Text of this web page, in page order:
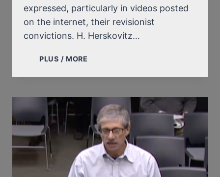
expressed, particularly in videos posted
on the internet, their revisionist
convictions. H. Herskovitz…
PLUS / MORE
JEW
PERSECUTION
SUFFERED
BY
ALISON
CHABLOZ
AND